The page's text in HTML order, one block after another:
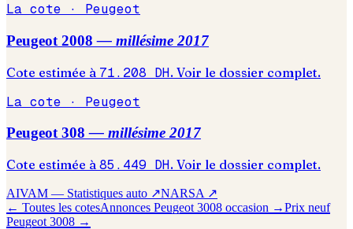
La cote · Peugeot
Peugeot 2008 — millésime 2017
Cote estimée à 71.208 DH. Voir le dossier complet.
La cote · Peugeot
Peugeot 308 — millésime2017
Cote estimée à 85.449 DH. Voir le dossier complet.
AIVAM — Statistiques auto ↗NARSA ↗
← Toutes les cotesAnnonces Peugeot 3008 occasion →Prix neuf
Peugeot 3008 →